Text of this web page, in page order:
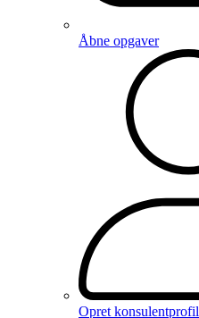
Åbne opgaver
Opret konsulentprofil